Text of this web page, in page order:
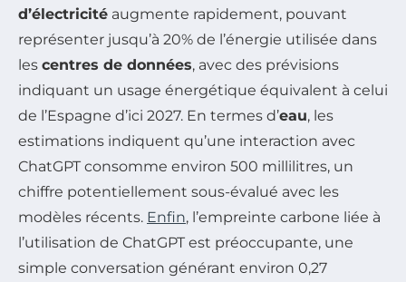
d’électricité augmente rapidement, pouvant
représenter jusqu’à 20% de l’énergie utilisée dans
les centres de données, avec des prévisions
indiquant un usage énergétique équivalent à celui
de l’Espagne d’ici 2027. En termes d’eau, les
estimations indiquent qu’une interaction avec
ChatGPT consomme environ 500 millilitres, un
chiffre potentiellement sous-évalué avec les
modèles récents. Enfin, l’empreinte carbone liée à
l’utilisation de ChatGPT est préoccupante, une
simple conversation générant environ 0,27